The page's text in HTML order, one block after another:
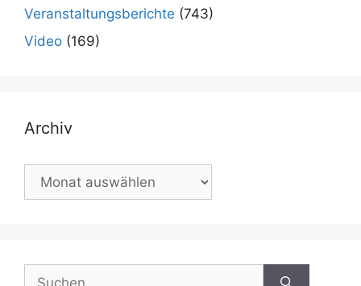
Veranstaltungsberichte (743)
Video (169)
Archiv
Archiv